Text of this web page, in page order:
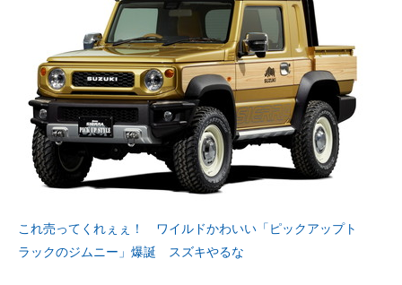
これ売ってくれぇぇ！ ワイルドかわいい「ピックアップト
ラックのジムニー」爆誕 スズキやるな